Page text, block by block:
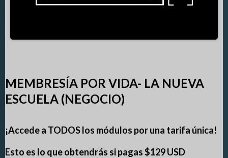
MEMBRESÍA POR VIDA- LA NUEVA
ESCUELA (NEGOCIO)
¡Accede a TODOS los módulos por una tarifa única!
Esto es lo que obtendrás si pagas $129 USD